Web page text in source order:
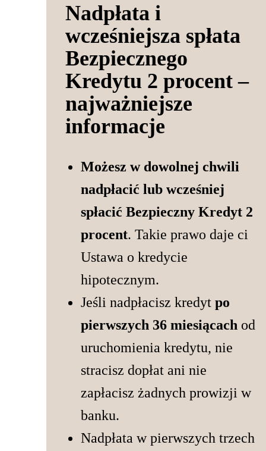
Nadpłata i
wcześniejsza spłata
Bezpiecznego
Kredytu 2 procent –
najważniejsze
informacje
Możesz w dowolnej chwili
nadpłacić lub wcześniej
spłacić Bezpieczny Kredyt 2
procent. Takie prawo daje ci
Ustawa o kredycie
hipotecznym.
Jeśli nadpłacisz kredyt po
pierwszych 36 miesiącach od
uruchomienia kredytu, nie
stracisz dopłat ani nie
zapłacisz żadnych prowizji w
banku.
Nadpłata w pierwszych trzech